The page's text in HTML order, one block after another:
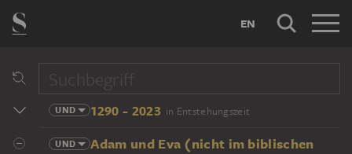
EN
UND 1290 - 2023 in Entstehungszeit
UND
Adam und Eva (nicht im biblischen